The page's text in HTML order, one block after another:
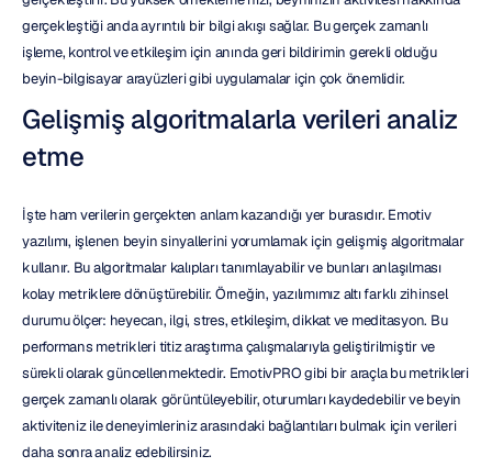
gerçekleştiği anda ayrıntılı bir bilgi akışı sağlar. Bu gerçek zamanlı
işleme, kontrol ve etkileşim için anında geri bildirimin gerekli olduğu
beyin-bilgisayar arayüzleri gibi uygulamalar için çok önemlidir.
Gelişmiş algoritmalarla verileri analiz
etme
İşte ham verilerin gerçekten anlam kazandığı yer burasıdır. Emotiv
yazılımı, işlenen beyin sinyallerini yorumlamak için gelişmiş algoritmalar
kullanır. Bu algoritmalar kalıpları tanımlayabilir ve bunları anlaşılması
kolay metriklere dönüştürebilir. Örneğin, yazılımımız altı farklı zihinsel
durumu ölçer: heyecan, ilgi, stres, etkileşim, dikkat ve meditasyon. Bu
performans metrikleri titiz araştırma çalışmalarıyla geliştirilmiştir ve
sürekli olarak güncellenmektedir. EmotivPRO gibi bir araçla bu metrikleri
gerçek zamanlı olarak görüntüleyebilir, oturumları kaydedebilir ve beyin
aktiviteniz ile deneyimleriniz arasındaki bağlantıları bulmak için verileri
daha sonra analiz edebilirsiniz.